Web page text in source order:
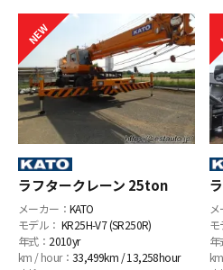
ラフタークレーン 25ton
メーカー： KATO
モデル： KR25H-V7 (SR250R)
年式： 2010yr
km / hour： 33,499km / 13,258hour
モ
年